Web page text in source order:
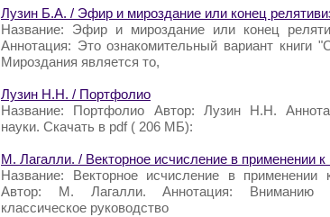
Лузин Б.А. / Эфир и мироздание или конец
Название: Эфир и мироздание или конец
Аннотация: Это ознакомительный вариант
Мироздания является то,
Лузин Н.Н. / Портфолио
Название: Портфолио Автор: Лузин Н.Н.
науки. Скачать в pdf ( 206 МБ):
М. Лагалли. / Векторное исчисление в применении
Название: Векторное исчисление в применении
Автор: М. Лагалли. Аннотация: Вниманию
классическое руководство